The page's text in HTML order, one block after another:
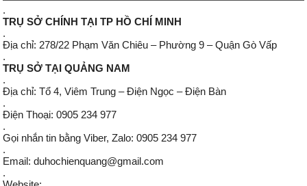
.
TRỤ SỞ CHÍNH TẠI TP HỒ CHÍ MINH
.
Địa chỉ: 278/22 Phạm Văn Chiêu – Phường 9 – Quận Gò Vấp
.
TRỤ SỞ TẠI QUẢNG NAM
.
Địa chỉ: Tổ 4, Viêm Trung – Điện Ngọc – Điện Bàn
.
Điện Thoại: 0905 234 977
.
Gọi nhắn tin bằng Viber, Zalo: 0905 234 977
.
Email: duhochienquang@gmail.com
.